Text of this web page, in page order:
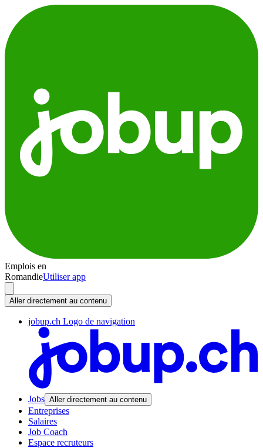
Emplois en
RomandieUtiliser app
Aller directement au contenu
jobup.ch Logo de navigation
Jobs Aller directement au contenu
Entreprises
Salaires
Job Coach
Espace recruteurs